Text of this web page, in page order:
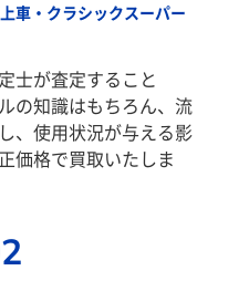
車・クラシックスーパー
士が査定すること
の知識はもちろん、流
、使用状況が与える影
価格で買取いたしま